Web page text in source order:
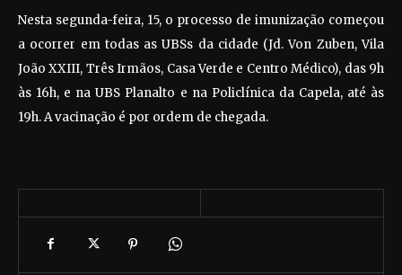
Nesta segunda-feira, 15, o processo de imunização começou
a ocorrer em todas as UBSs da cidade (Jd. Von Zuben, Vila
João XXIII, Três Irmãos, Casa Verde e Centro Médico), das 9h
às 16h, e na UBS Planalto e na Policlínica da Capela, até às
19h. A vacinação é por ordem de chegada.